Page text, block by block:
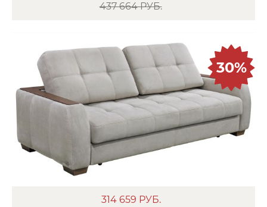
437 664 РУБ.
314 659 РУБ.
30%